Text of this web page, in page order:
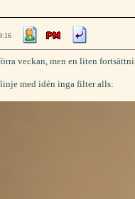
veckan, men en liten
med idén inga filter alls: